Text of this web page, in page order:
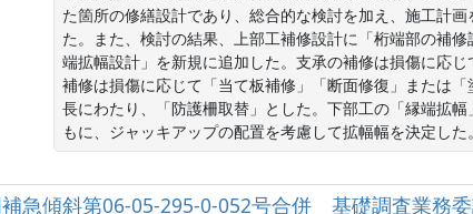
た箇所の修繕設計であり、総合的な検討を加え、施工計
た。また、検討の結果、上部工補修設計に「桁端部の補
端拡幅設計」を新規に追加した。支承の補修は損傷に応
補修は損傷に応じて「当て板補修」「断面修復」または
長にわたり、「防護柵取替」とした。下部工の「縁端拡
もに、ジャッキアップの配置を考慮して拡幅幅を決定した。
急傾斜第06-05-295-0-052号合併 基礎調査業務